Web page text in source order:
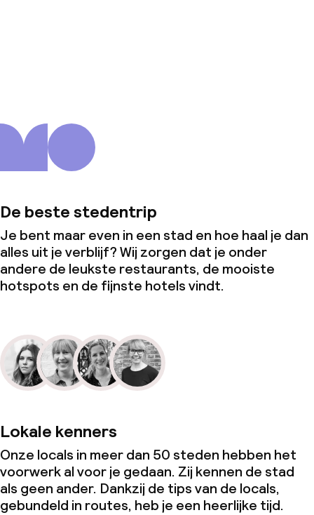
De beste stedentrip
Je bent maar even in een stad en hoe haal je dan
alles uit je verblijf? Wij zorgen dat je onder
andere de leukste restaurants, de mooiste
hotspots en de fijnste hotels vindt.
Lokale kenners
Onze locals in meer dan 50 steden hebben het
voorwerk al voor je gedaan. Zij kennen de stad
als geen ander. Dankzij de tips van de locals,
gebundeld in routes, heb je een heerlijke tijd.